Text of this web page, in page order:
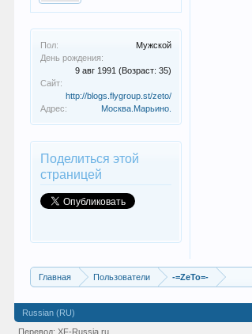
Пол:
Мужской
День рождения:
9 авг 1991 (Возраст: 35)
Сайт:
http://blogs.flygroup.st/zeto/
Адрес:
Москва.Марьино.
Поделиться этой
страницей
Главная Пользователи -=ZeTo=-
Russian (RU)
Перевод:XF-Russia.ru